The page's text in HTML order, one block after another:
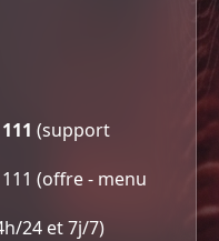
(support
(offre - menu
24 et 7j/7)